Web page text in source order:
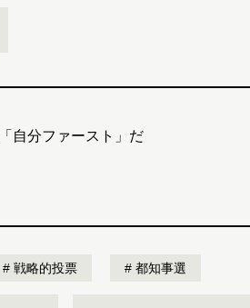
自分ファースト」だ
戦略的投票 都知事選